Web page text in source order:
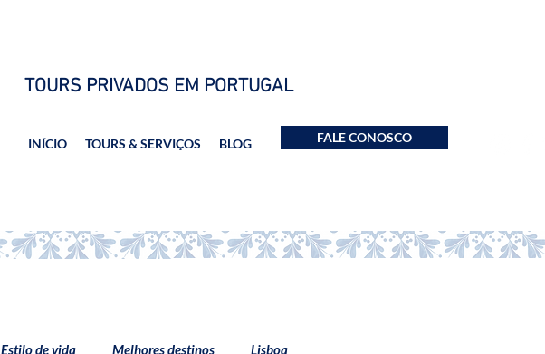
TOURS PRIVADOS EM PORTUGAL
INÍCIO TOURS & SERVIÇOS BLOG FALE CONOSCO
Estilo de vida Melhores destinos Lisboa